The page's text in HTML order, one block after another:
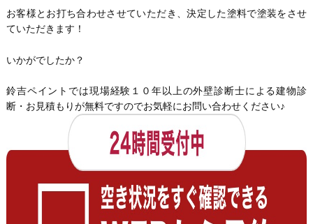
お客様とお打ち合わせさせていただき、決定した塗料で塗装をさせ
ていただきます！
いかがでしたか？
鈴吉ペイントでは現場経験１０年以上の外壁診断士による建物診
断・お見積もりが無料ですのでお気軽にお問い合わせください♪